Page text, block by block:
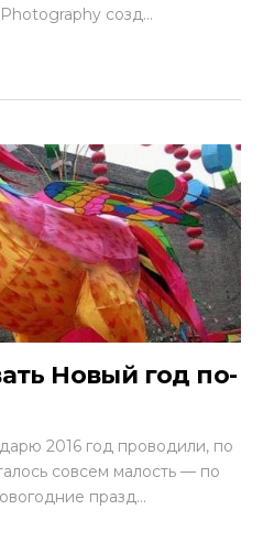
созд...
Новый год по-
2016 год проводили, по
совсем малость — по
празд...